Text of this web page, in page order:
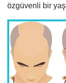
özgüvenli bir